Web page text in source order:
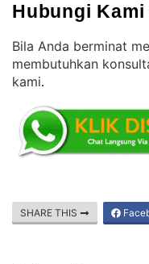
Hubungi
Bila Anda berminat
membutuhkan
kami.
SHARE THIS